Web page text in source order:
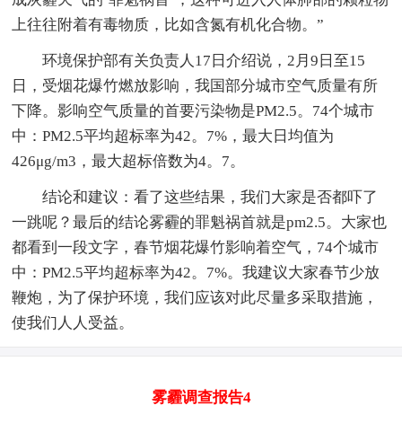
上往往附着有毒物质，比如含氮有机化合物。”
环境保护部有关负责人17日介绍说，2月9日至15
日，受烟花爆竹燃放影响，我国部分城市空气质量有所
下降。影响空气质量的首要污染物是PM2.5。74个城市
中：PM2.5平均超标率为42。7%，最大日均值为
426μg/m3，最大超标倍数为4。7。
结论和建议：看了这些结果，我们大家是否都吓了
一跳呢？最后的结论雾霾的罪魁祸首就是pm2.5。大家也
都看到一段文字，春节烟花爆竹影响着空气，74个城市
中：PM2.5平均超标率为42。7%。我建议大家春节少放
鞭炮，为了保护环境，我们应该对此尽量多采取措施，
使我们人人受益。
雾霾调查报告4